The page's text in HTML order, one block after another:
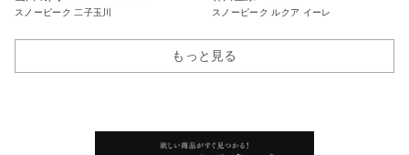
スノーピーク 二子玉川
スノーピーク ルクア イーレ
もっと見る